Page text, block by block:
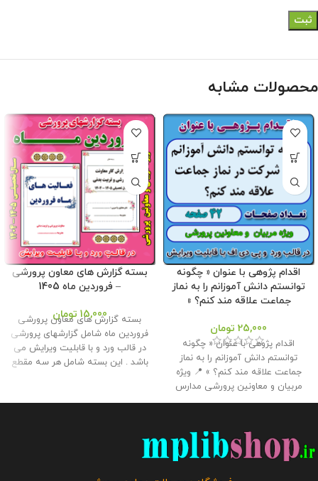
محصولات مشابه
اقدام پژوهی با عنوان « چگونه
توانستم دانش آموزانم را به نماز
جماعت علاقه مند کنم؟ »
25,000 تومان
اقدام پژوهی با عنوان « چگونه
توانستم دانش آموزانم را به نماز
جماعت علاقه مند کنم؟ » 📍 ویژه
مربیان و معاونین پرورشی مدارس
📌 تعداد صفحات : 42 🔻 حجم فایل :
جهت ارائه همکاران به مدیر برای
دریافت گواهی اقدام پژوهی رتبه
بندی توسط همکار تهیه و آماده شده
بسته گزارش های معاون پرورشی
– فروردین ماه 1405
15,000 تومان
بسته گزارش های معاون پرورشی
فروردین ماه شامل گزارشهای پرورشی
در قالب ورد و با قابلیت ویرایش می
باشد . این بسته شامل هر سه مقطع
شده است . این بسته مناسب برای
بسته مشکل مستندات همکاران تا
حدود زیادی حل خواهد شد.